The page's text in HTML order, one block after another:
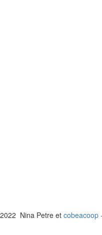
2022 Nina Petre et cobeacoop